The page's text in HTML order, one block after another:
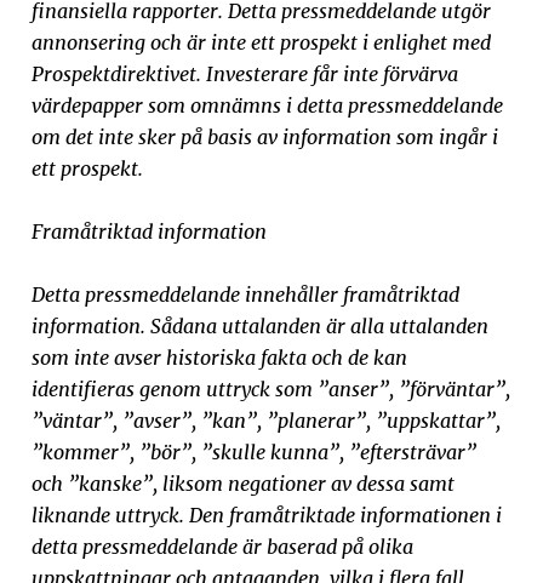
finansiella rapporter. Detta pressmeddelande utgör
annonsering och är inte ett prospekt i enlighet med
Prospektdirektivet. Investerare får inte förvärva
värdepapper som omnämns i detta pressmeddelande
om det inte sker på basis av information som ingår i
ett prospekt.
Framåtriktad information
Detta pressmeddelande innehåller framåtriktad
information. Sådana uttalanden är alla uttalanden
som inte avser historiska fakta och de kan
identifieras genom uttryck som ”anser”, ”förväntar”,
”väntar”, ”avser”, ”kan”, ”planerar”, ”uppskattar”,
”kommer”, ”bör”, ”skulle kunna”, ”eftersträvar”
och ”kanske”, liksom negationer av dessa samt
liknande uttryck. Den framåtriktade informationen i
detta pressmeddelande är baserad på olika
uppskattningar och antaganden, vilka i flera fall